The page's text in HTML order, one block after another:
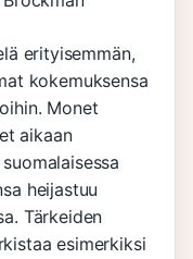
erityisemmän,
kokemuksensa
Monet
aikaan
heijastuu
Tärkeiden
esimerkiksi